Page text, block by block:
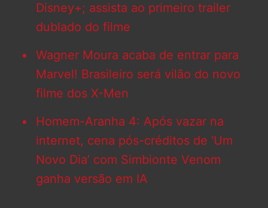
Disney+; assista ao primeiro trailer
dublado do filme
Wagner Moura acaba de entrar para
Marvel! Brasileiro será vilão do novo
filme dos X-Men
Homem-Aranha 4: Após vazar na
internet, cena pós-créditos de ‘Um
Novo Dia’ com Simbionte Venom
ganha versão em IA